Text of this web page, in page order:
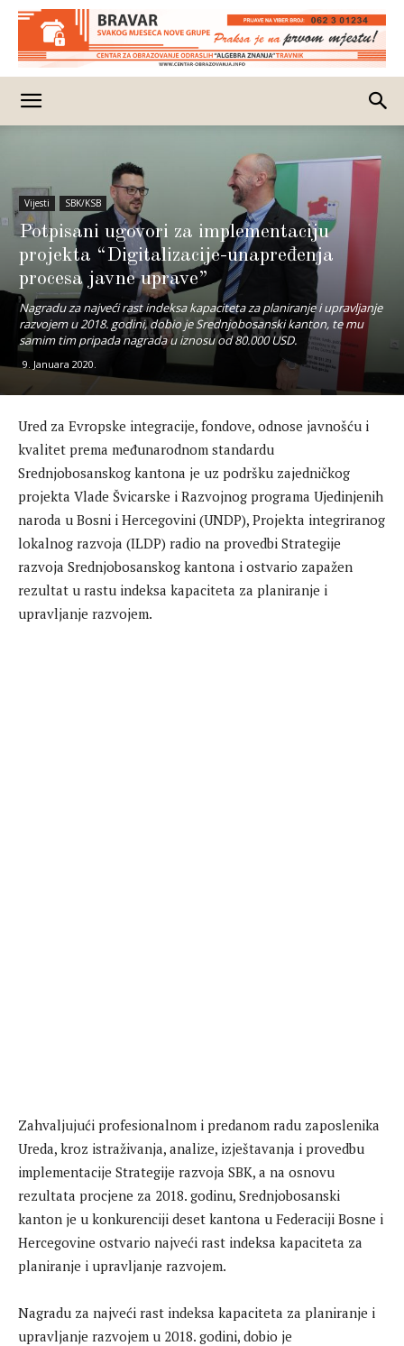
Vijesti SBK/KSB
Potpisani ugovori za implementaciju
projekta “Digitalizacije-unapređenja
procesa javne uprave”
Nagradu za najveći rast indeksa kapaciteta za planiranje i upravljanje
razvojem u 2018. godini, dobio je Srednjobosanski kanton, te mu
samim tim pripada nagrada u iznosu od 80.000 USD.
9. Januara 2020.
Ured za Evropske integracije, fondove, odnose javnošću i
kvalitet prema međunarodnom standardu
Srednjobosanskog kantona je uz podršku zajedničkog
projekta Vlade Švicarske i Razvojnog programa Ujedinjenih
naroda u Bosni i Hercegovini (UNDP), Projekta integriranog
lokalnog razvoja (ILDP) radio na provedbi Strategije
razvoja Srednjobosanskog kantona i ostvario zapažen
rezultat u rastu indeksa kapaciteta za planiranje i
upravljanje razvojem.
Zahvaljujući profesionalnom i predanom radu zaposlenika
Ureda, kroz istraživanja, analize, izještavanja i provedbu
implementacije Strategije razvoja SBK, a na osnovu
rezultata procjene za 2018. godinu, Srednjobosanski
kanton je u konkurenciji deset kantona u Federaciji Bosne i
Hercegovine ostvario najveći rast indeksa kapaciteta za
planiranje i upravljanje razvojem.
Nagradu za najveći rast indeksa kapaciteta za planiranje i
upravljanje razvojem u 2018. godini, dobio je